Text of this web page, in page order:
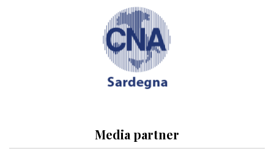
Media partner